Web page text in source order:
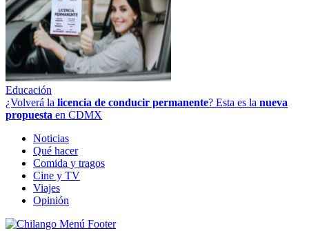
Educación
¿Volverá la licencia de conducir permanente? Esta es la nueva
propuesta en CDMX
Noticias
Qué hacer
Comida y tragos
Cine y TV
Viajes
Opinión